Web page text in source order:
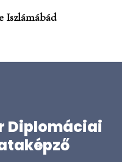
Iszlámábád
Diplomáciai